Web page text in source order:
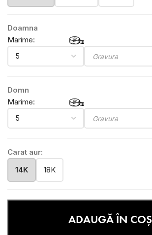
Doamna
Marime:
Domn
Marime:
Carat aur:
14K
18K
ADAUGĂ ÎN COȘ